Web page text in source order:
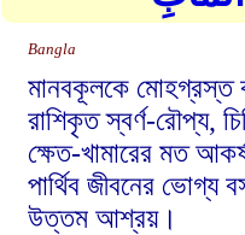
Bangla
মানবকূলকে মোহগ্রস্ত
রাশিকৃত স্বর্ণ-রৌপ্য,
ক্ষেত-খামারের মত
পার্থিব জীবনের
উত্তম আশ্রয়।